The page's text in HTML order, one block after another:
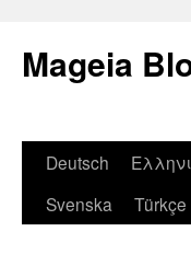
Mageia
Deutsch
Svenska
Türkçe